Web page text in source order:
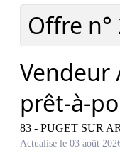
Offre n°
Vendeur
prêt-à-
83 - PUGET SUR
Actualisé le 03 août